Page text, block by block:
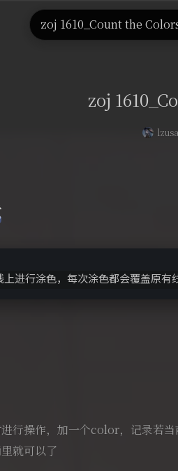
zoj 1610_Count the
zoj
lzusa
行操作，加一个color，记录若
就可以了